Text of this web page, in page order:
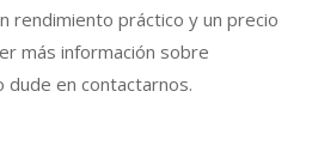
rendimiento práctico y un precio
más información sobre
dude en contactarnos.